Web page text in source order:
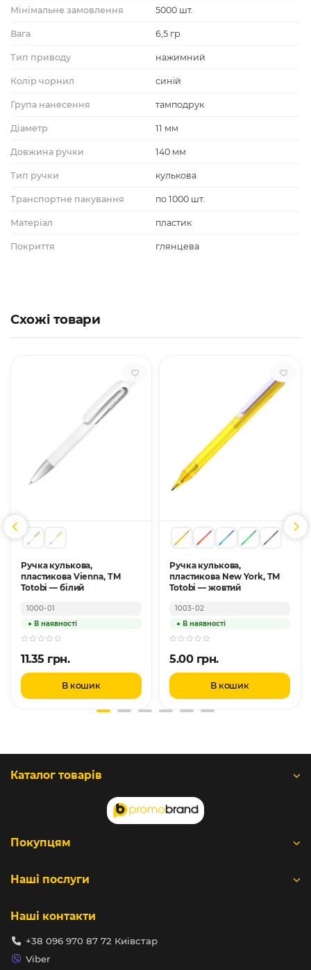
Мінімальне замовлення 5000 шт.
Вага 6,5 гр
Тип приводу нажимний
Колір чорнил синій
Група нанесення тамподрук
Діаметр 11 мм
Довжина ручки 140 мм
Тип ручки кулькова
Транспортне пакування по 1000 шт.
Матеріал пластик
Покриття глянцева
Схожі товари
Ручка кулькова,
пластикова Vienna, ТМ
Totobi — білий
1000-01
11.35 грн.
В кошик
Ручка кулькова,
пластикова New York, ТМ
Totobi — жовтий
1003-02
5.00 грн.
В кошик
Каталог товарів
Покупцям
Наші послуги
Наші контакти
+38 096 970 87 72 Київстар
Viber